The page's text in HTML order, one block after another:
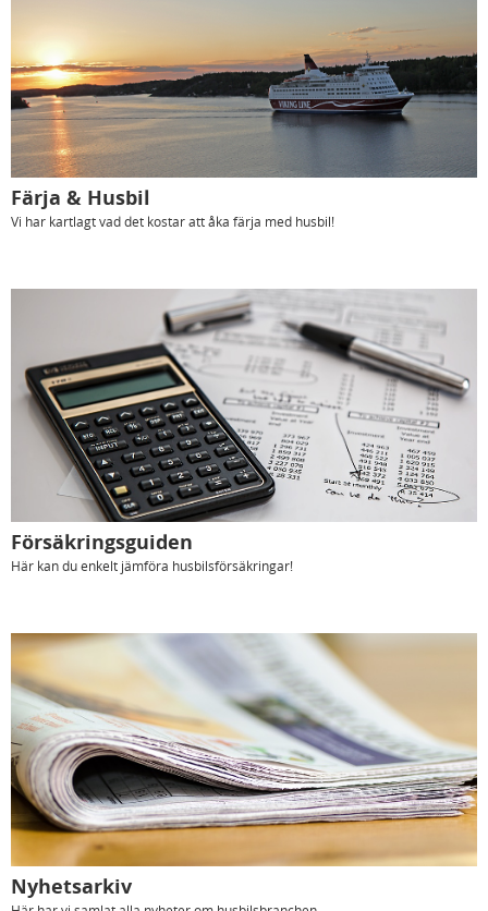
Färja & Husbil
Vi har kartlagt vad det kostar att åka färja med husbil!
Försäkringsguiden
Här kan du enkelt jämföra husbilsförsäkringar!
Nyhetsarkiv